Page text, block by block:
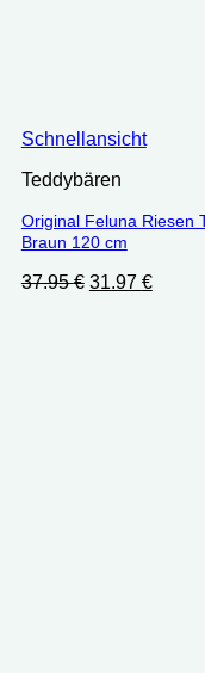
Schnellansicht
Teddybären
Original Feluna Riesen
Braun 120 cm
37.95€ Ursprünglicher
31.97 €